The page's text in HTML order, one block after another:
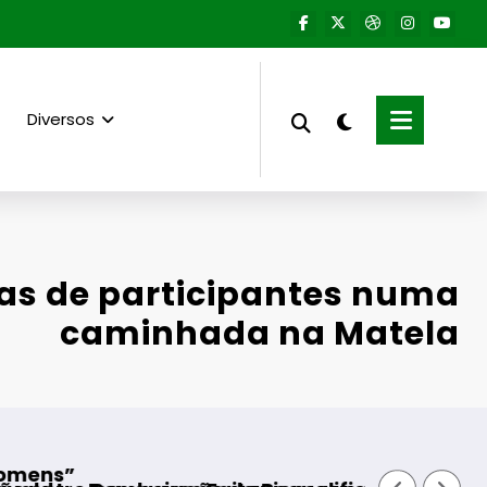
Diversos
de participantes numa
caminhada na Matela